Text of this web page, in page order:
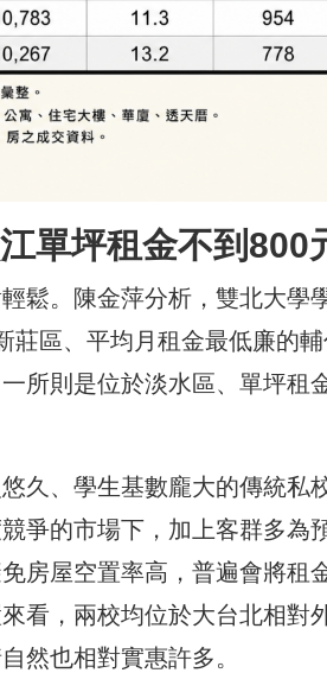
單坪租金不到800
鬆。陳金萍分析，雙北大學
莊區、平均月租金最低廉的
所則是位於淡水區、單坪租
久、學生基數龐大的傳統私
爭的市場下，加上客群多為
房屋空置率高，普遍會將租
看，兩校均位於大台北相對
然也相對實惠許多。